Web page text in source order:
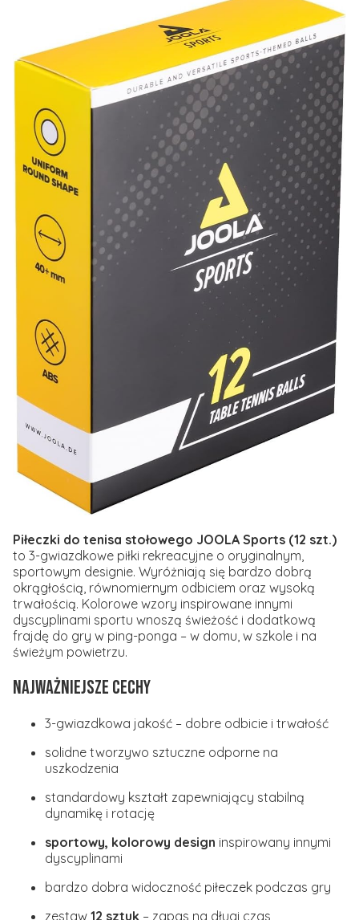
Piłeczki do tenisa stołowego JOOLA Sports (12 szt.)
to 3-gwiazdkowe piłki rekreacyjne o oryginalnym,
sportowym designie. Wyróżniają się bardzo dobrą
okrągłością, równomiernym odbiciem oraz wysoką
trwałością. Kolorowe wzory inspirowane innymi
dyscyplinami sportu wnoszą świeżość i dodatkową
frajdę do gry w ping-ponga – w domu, w szkole i na
świeżym powietrzu.
Najważniejsze cechy
3-gwiazdkowa jakość – dobre odbicie i trwałość
solidne tworzywo sztuczne odporne na
uszkodzenia
standardowy kształt zapewniający stabilną
dynamikę i rotację
sportowy, kolorowy design inspirowany innymi
dyscyplinami
bardzo dobra widoczność piłeczek podczas gry
zestaw 12 sztuk – zapas na długi czas